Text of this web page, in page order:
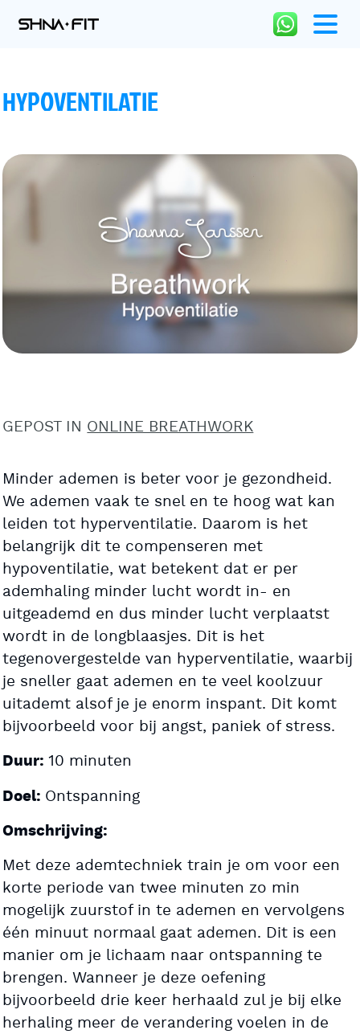
HYPOVENTILATIE
GEPOST INONLINE BREATHWORK
Minder ademen is beter voor je gezondheid.
We ademen vaak te snel en te hoog wat kan
leiden tot hyperventilatie. Daarom is het
belangrijk dit te compenseren met
hypoventilatie, wat betekent dat er per
ademhaling minder lucht wordt in- en
uitgeademd en dus minder lucht verplaatst
wordt in de longblaasjes. Dit is het
tegenovergestelde van hyperventilatie, waarbij
je sneller gaat ademen en te veel koolzuur
uitademt alsof je je enorm inspant. Dit komt
bijvoorbeeld voor bij angst, paniek of stress.
Duur:10 minuten
Doel: Ontspanning
Omschrijving:
Met deze ademtechniek train je om voor een
korte periode van twee minuten zo min
mogelijk zuurstof in te ademen en vervolgens
één minuut normaal gaat ademen. Dit is een
manier om je lichaam naar ontspanning te
brengen. Wanneer je deze oefening
bijvoorbeeld drie keer herhaald zul je bij elke
herhaling meer de verandering voelen in de